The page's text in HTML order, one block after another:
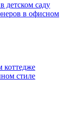
детском саду
в офисном
коттедже
стиле